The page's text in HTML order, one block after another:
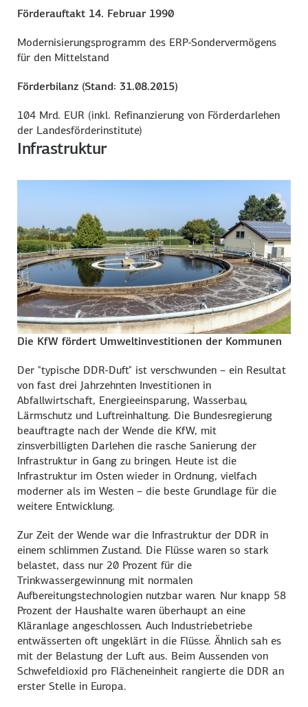
Förderauftakt 14. Februar 1990
Modernisierungsprogramm des ERP-Sondervermögens
für den Mittelstand
Förderbilanz (Stand: 31.08.2015)
104 Mrd. EUR (inkl. Refinanzierung von Förderdarlehen
der Landesförderinstitute)
Infrastruktur
Die KfW fördert Umweltinvestitionen der Kommunen
Der "typische DDR-Duft" ist verschwunden – ein Resultat
von fast drei Jahrzehnten Investitionen in
Abfallwirtschaft, Energieeinsparung, Wasserbau,
Lärmschutz und Luftreinhaltung. Die Bundesregierung
beauftragte nach der Wende die KfW, mit
zinsverbilligten Darlehen die rasche Sanierung der
Infrastruktur in Gang zu bringen. Heute ist die
Infrastruktur im Osten wieder in Ordnung, vielfach
moderner als im Westen – die beste Grundlage für die
weitere Entwicklung.
Zur Zeit der Wende war die Infrastruktur der DDR in
einem schlimmen Zustand. Die Flüsse waren so stark
belastet, dass nur 20 Prozent für die
Trinkwassergewinnung mit normalen
Aufbereitungstechnologien nutzbar waren. Nur knapp 58
Prozent der Haushalte waren überhaupt an eine
Kläranlage angeschlossen. Auch Industriebetriebe
entwässerten oft ungeklärt in die Flüsse. Ähnlich sah es
mit der Belastung der Luft aus. Beim Aussenden von
Schwefeldioxid pro Flächeneinheit rangierte die DDR an
erster Stelle in Europa.